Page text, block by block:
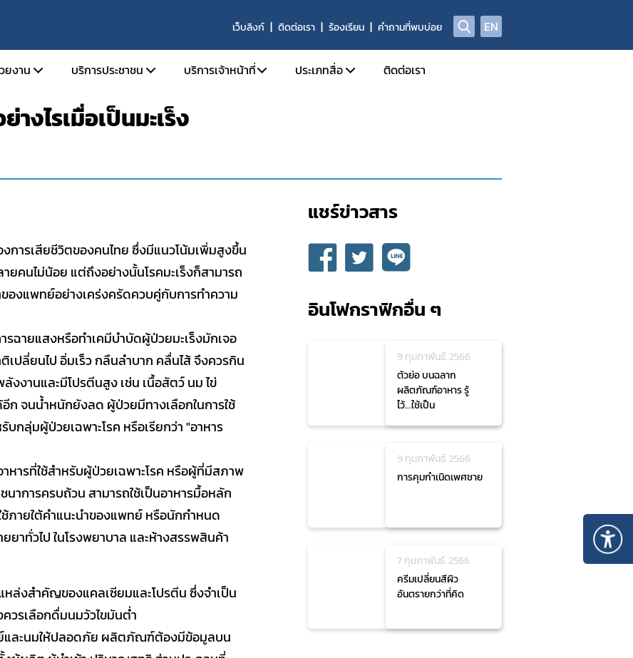
เว็บลิงก์ ติดต่อเรา ร้องเรียน คำถามที่พบบ่อย EN
ยงาน
ามเป็นมา
ง
ที่เกี่ยวข้อง
บริการประชาชน
ตรวจสอบผลิตภัณฑ์
ร้องเรียน
บริการเจ้าหน้าที่
รายงานผลการดำเนินงานด้านข่าวประจำสัปดาห์
จองห้องประชุมห้องอบรม
ประเภทสื่อ
Check Sure Share
แอนิเมชัน
ติดต่อเรา
งไรเมื่อเป็นมะเร็ง
การเสียชีวิตของคนไทย ซึ่งมีแนวโน้มเพิ่มสูงขึ้น
ายคนไม่น้อย แต่ถึงอย่างนั้นโรคมะเร็งก็สามารถ
องแพทย์อย่างเคร่งครัดควบคู่กับการทำความ
รฉายแสงหรือทำเคมีบำบัดผู้ป่วยมะเร็งมักเจอ
ปลี่ยนไป อิ่มเร็ว กลืนลำบาก คลื่นไส้ จึงควรกิน
งงานและมีโปรตีนสูง เช่น เนื้อสัตว์ นม ไข่
ก จนน้ำหนักยังลด ผู้ป่วยมีทางเลือกในการใช้
กลุ่มผู้ป่วยเฉพาะโรค หรือเรียกว่า "อาหาร
หารที่ใช้สำหรับผู้ป่วยเฉพาะโรค หรือผู้ที่มีสภาพ
าการครบถ้วน สามารถใช้เป็นอาหารมื้อหลัก
ภายใต้คำแนะนำของแพทย์ หรือนักกำหนด
ยาทั่วไป ในโรงพยาบาล และห้างสรรพสินค้า
หล่งสำคัญของแคลเซียมและโปรตีน ซึ่งจำเป็น
วรเลือกดื่มนมวัวไขมันต่ำ
ละนมให้ปลอดภัย ผลิตภัณฑ์ต้องมีข้อมูลบน
แชร์ข่าวสาร​
อินโฟกราฟิกอื่น ๆ
9 กุมภาพันธ์. 2566
ตัวย่อ บนฉลาก
ผลิตภัณฑ์อาหาร รู้
ไว้...ใช้เป็น
9 กุมภาพันธ์. 2566
การคุมกำเนิดเพศชาย
7 กุมภาพันธ์. 2566
ครีมเปลี่ยนสีผิว
อันตรายกว่าที่คิด